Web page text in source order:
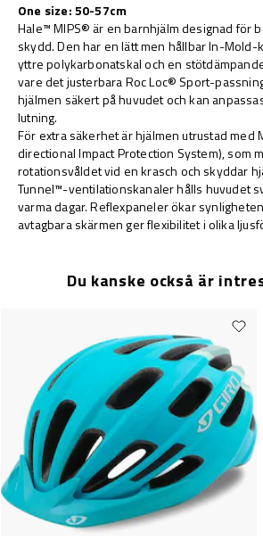
One size: 50-57cm
Hale™ MIPS® är en barnhjälm designad för
skydd. Den har en lätt men hållbar In-
yttre polykarbonatskal och en
vare det justerbara Roc Loc® Sport-
hjälmen säkert på huvudet och kan
lutning.
För extra säkerhet är hjälmen utrustad med
directional Impact Protection System), som
rotationsvåldet vid en krasch och skyddar
Tunnel™-ventilationskanaler hålls huvudet
varma dagar. Reflexpaneler ökar
avtagbara skärmen ger flexibilitet i olika
Du kanske också är